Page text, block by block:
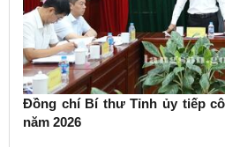
Đồng chí Bí thư Tỉnh ủy tiếp
năm 2026